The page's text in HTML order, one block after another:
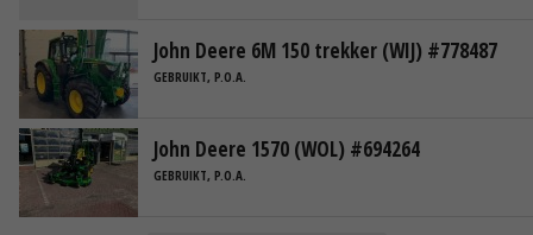
John Deere 6M 150 trekker (WIJ) #778487
GEBRUIKT, P.O.A.
John Deere 1570 (WOL) #694264
GEBRUIKT, P.O.A.